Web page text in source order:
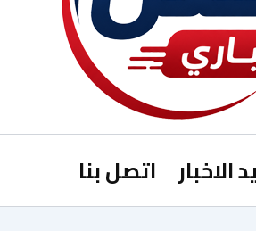
الاخبار اتصل بنا